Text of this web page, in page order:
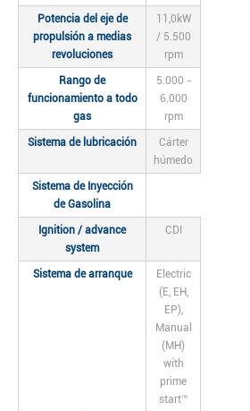
Potencia del eje de
propulsión a medias
revoluciones
11,0kW
/ 5.500
rpm
Rango de
funcionamiento a todo
gas
5.000 -
6.000
rpm
Sistema de lubricación
Cárter
húmedo
Sistema de Inyección
de Gasolina
Ignition / advance
system
CDI
Sistema de arranque
Electric
(E, EH,
EP),
Manual
(MH)
with
prime
start™